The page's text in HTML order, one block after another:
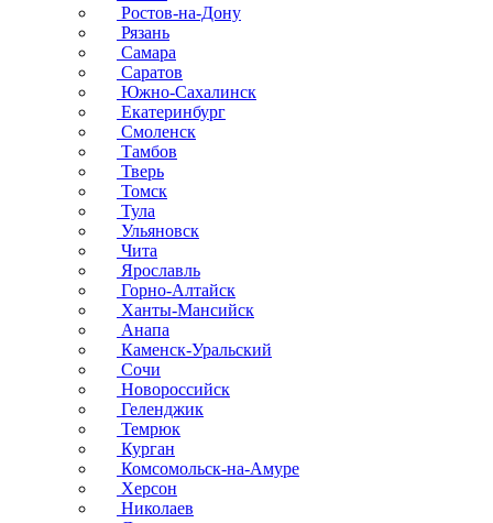
Ростов-на-Дону
Рязань
Самара
Саратов
Южно-Сахалинск
Екатеринбург
Смоленск
Тамбов
Тверь
Томск
Тула
Ульяновск
Чита
Ярославль
Горно-Алтайск
Ханты-Мансийск
Анапа
Каменск-Уральский
Сочи
Новороссийск
Геленджик
Темрюк
Курган
Комсомольск-на-Амуре
Херсон
Николаев